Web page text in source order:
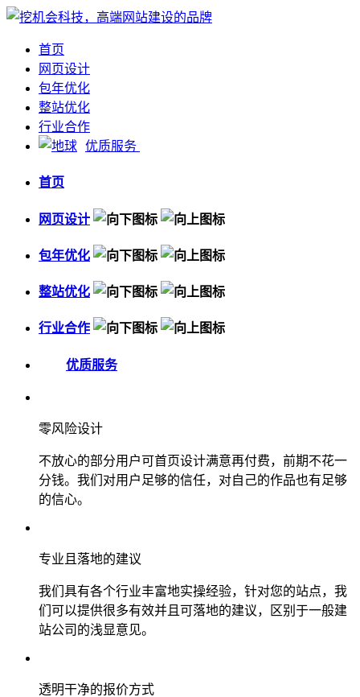
首页
网页设计
包年优化
整站优化
行业合作
优质服务
首页
网页设计
包年优化
整站优化
行业合作
优质服务
零风险设计
不放心的部分用户可首页设计满意再付费，前期不花一
分钱。我们对用户足够的信任，对自己的作品也有足够
的信心。
专业且落地的建议
我们具有各个行业丰富地实操经验，针对您的站点，我
们可以提供很多有效并且可落地的建议，区别于一般建
站公司的浅显意见。
透明干净的报价方式